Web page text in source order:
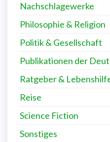
Nachschlagewerke
Philosophie & Religion
Politik & Gesellschaft
Publikationen der
Ratgeber &
Reise
Science Fiction
Sonstiges